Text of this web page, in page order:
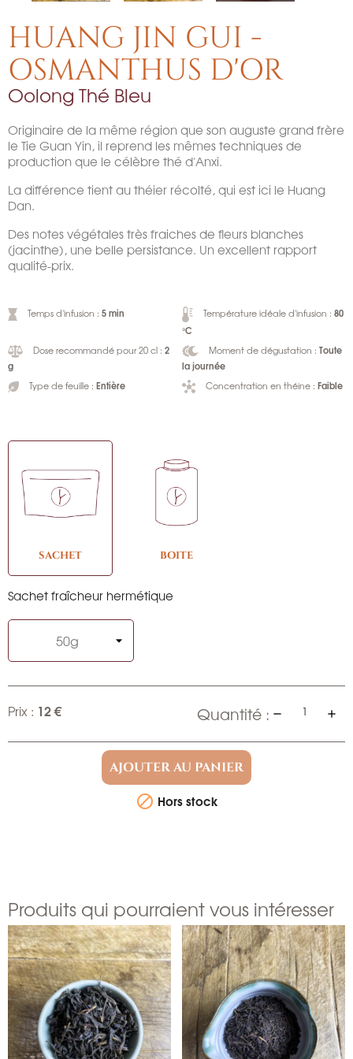
HUANG JIN GUI -
OSMANTHUS D'OR
Oolong Thé Bleu
Originaire de la même région que son auguste grand frère
le Tie Guan Yin, il reprend les mêmes techniques de
production que le célèbre thé d'Anxi.
La différence tient au théier récolté, qui est ici le Huang
Dan.
Des notes végétales très fraiches de fleurs blanches
(jacinthe), une belle persistance. Un excellent rapport
qualité-prix.
Temps d'infusion : 5 min Température idéale d'infusion : 80
°C
Dose recommandé pour 20 cl : 2
g
Moment de dégustation : Toute
la journée
Type de feuille : Entière Concentration en théine : Faible
SACHET BOITE
Sachet fraîcheur hermétique
Prix : 12 € Quantité :
AJOUTER AU PANIER
 Hors stock
Produits qui pourraient vous intéresser